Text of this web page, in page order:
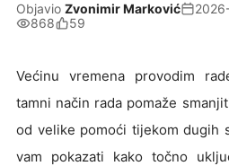
Objavio Zvonimir Marković
868
59
Većinu vremena provodim
tamni način rada pomaže
od velike pomoći tijekom dugih
vam pokazati kako točno